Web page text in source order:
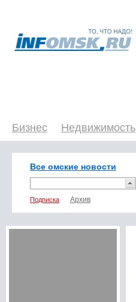
Бизнес Недвижимость
Все омские новости
Подписка